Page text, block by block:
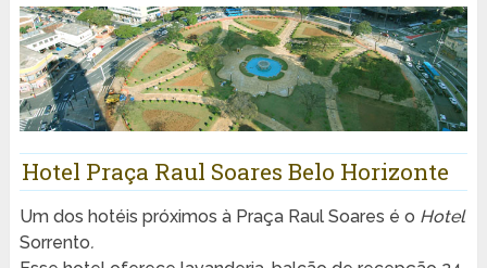
Hotel Praça Raul Soares Belo Horizonte
Um dos hotéis próximos à Praça Raul Soares é o Hotel
Sorrento.